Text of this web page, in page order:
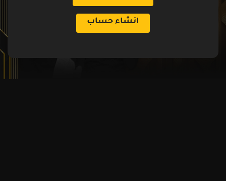
انشاء حساب